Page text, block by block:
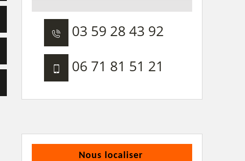
03 59 28 43 92
06 71 81 51 21
Nous localiser